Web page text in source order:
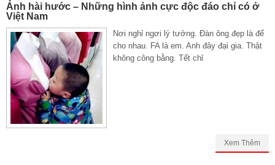
Ảnh hài hước – Những hình ảnh cực độc đáo chỉ có ở
Việt Nam
Nơi nghỉ ngơi lý tưởng. Đàn ông đẹp là để
cho nhau. FA là em. Anh đây đại gia. Thật
không công bằng. Tết chỉ
Xem Thêm